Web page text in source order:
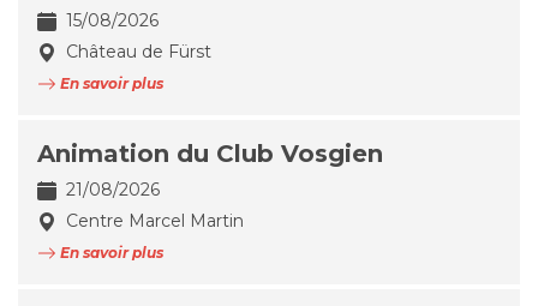
15/08/2026
Château de Fürst
En savoir plus
Animation du Club Vosgien
21/08/2026
Centre Marcel Martin
En savoir plus